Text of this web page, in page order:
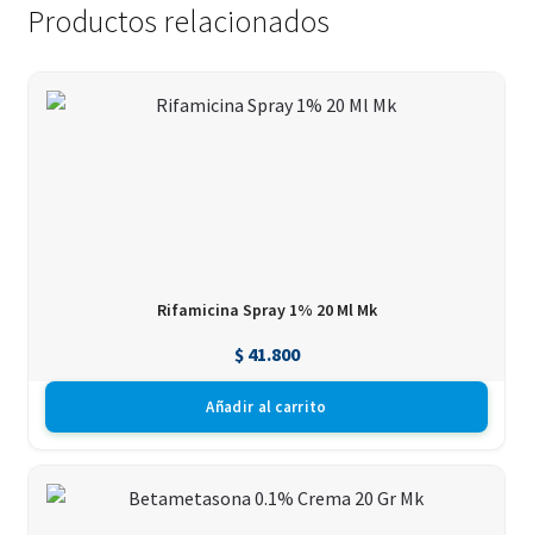
Productos relacionados
Rifamicina Spray 1% 20 Ml Mk
$41.800
Añadir al carrito